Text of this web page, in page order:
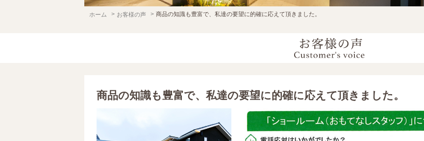
ホーム お客様の声 商品の知識も豊富で、私達の要望に的確に応えて頂きました。
商品の知識も豊富で、私達の要望に的確に応えて頂きました。